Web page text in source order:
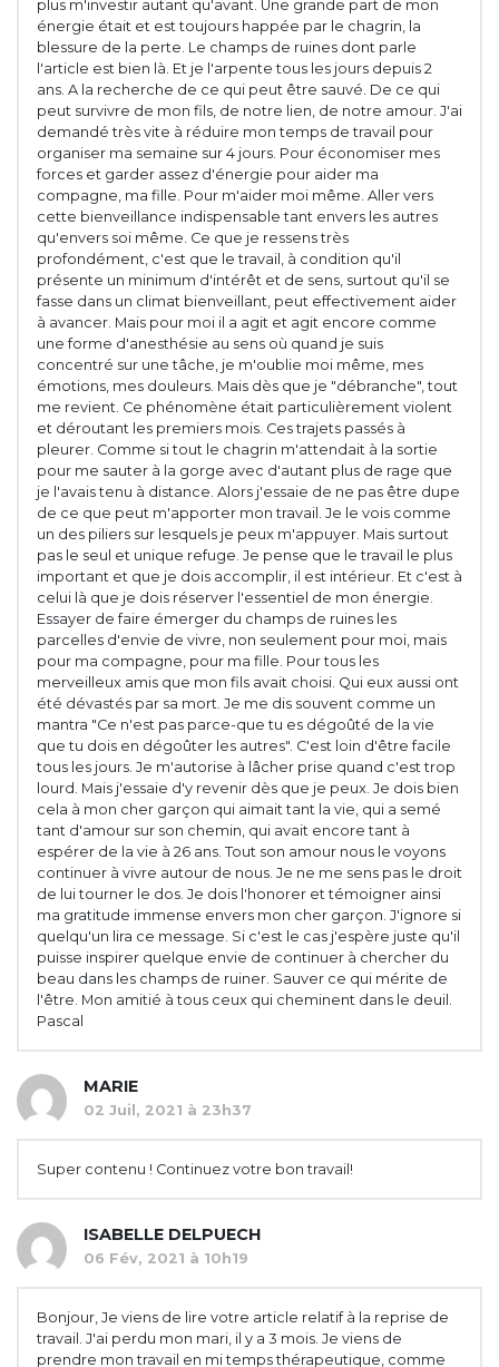
plus m'investir autant qu'avant. Une grande part de mon
énergie était et est toujours happée par le chagrin, la
blessure de la perte. Le champs de ruines dont parle
l'article est bien là. Et je l'arpente tous les jours depuis 2
ans. A la recherche de ce qui peut être sauvé. De ce qui
peut survivre de mon fils, de notre lien, de notre amour. J'ai
demandé très vite à réduire mon temps de travail pour
organiser ma semaine sur 4 jours. Pour économiser mes
forces et garder assez d'énergie pour aider ma
compagne, ma fille. Pour m'aider moi même. Aller vers
cette bienveillance indispensable tant envers les autres
qu'envers soi même. Ce que je ressens très
profondément, c'est que le travail, à condition qu'il
présente un minimum d'intérêt et de sens, surtout qu'il se
fasse dans un climat bienveillant, peut effectivement aider
à avancer. Mais pour moi il a agit et agit encore comme
une forme d'anesthésie au sens où quand je suis
concentré sur une tâche, je m'oublie moi même, mes
émotions, mes douleurs. Mais dès que je "débranche", tout
me revient. Ce phénomène était particulièrement violent
et déroutant les premiers mois. Ces trajets passés à
pleurer. Comme si tout le chagrin m'attendait à la sortie
pour me sauter à la gorge avec d'autant plus de rage que
je l'avais tenu à distance. Alors j'essaie de ne pas être dupe
de ce que peut m'apporter mon travail. Je le vois comme
un des piliers sur lesquels je peux m'appuyer. Mais surtout
pas le seul et unique refuge. Je pense que le travail le plus
important et que je dois accomplir, il est intérieur. Et c'est à
celui là que je dois réserver l'essentiel de mon énergie.
Essayer de faire émerger du champs de ruines les
parcelles d'envie de vivre, non seulement pour moi, mais
pour ma compagne, pour ma fille. Pour tous les
merveilleux amis que mon fils avait choisi. Qui eux aussi ont
été dévastés par sa mort. Je me dis souvent comme un
mantra "Ce n'est pas parce-que tu es dégoûté de la vie
que tu dois en dégoûter les autres". C'est loin d'être facile
tous les jours. Je m'autorise à lâcher prise quand c'est trop
lourd. Mais j'essaie d'y revenir dès que je peux. Je dois bien
cela à mon cher garçon qui aimait tant la vie, qui a semé
tant d'amour sur son chemin, qui avait encore tant à
espérer de la vie à 26 ans. Tout son amour nous le voyons
continuer à vivre autour de nous. Je ne me sens pas le droit
de lui tourner le dos. Je dois l'honorer et témoigner ainsi
ma gratitude immense envers mon cher garçon. J'ignore si
quelqu'un lira ce message. Si c'est le cas j'espère juste qu'il
puisse inspirer quelque envie de continuer à chercher du
beau dans les champs de ruiner. Sauver ce qui mérite de
l'être. Mon amitié à tous ceux qui cheminent dans le deuil.
Pascal
MARIE
02 Juil, 2021 à 23h37
Super contenu ! Continuez votre bon travail!
ISABELLE DELPUECH
06 Fév, 2021 à 10h19
Bonjour, Je viens de lire votre article relatif à la reprise de
travail. J'ai perdu mon mari, il y a 3 mois. Je viens de
prendre mon travail en mi temps thérapeutique, comme